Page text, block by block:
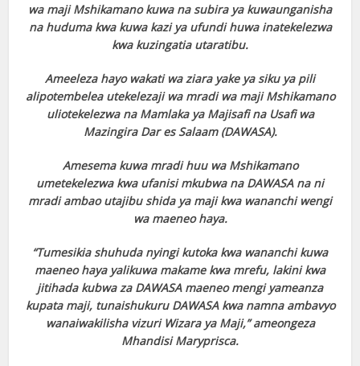
wa maji Mshikamano kuwa na subira ya kuwaunganisha
na huduma kwa kuwa kazi ya ufundi huwa inatekelezwa
kwa kuzingatia utaratibu.
Ameeleza hayo wakati wa ziara yake ya siku ya pili
alipotembelea utekelezaji wa mradi wa maji Mshikamano
uliotekelezwa na Mamlaka ya Majisafi na Usafi wa
Mazingira Dar es Salaam (DAWASA).
Amesema kuwa mradi huu wa Mshikamano
umetekelezwa kwa ufanisi mkubwa na DAWASA na ni
mradi ambao utajibu shida ya maji kwa wananchi wengi
wa maeneo haya.
“Tumesikia shuhuda nyingi kutoka kwa wananchi kuwa
maeneo haya yalikuwa makame kwa mrefu, lakini kwa
jitihada kubwa za DAWASA maeneo mengi yameanza
kupata maji, tunaishukuru DAWASA kwa namna ambavyo
wanaiwakilisha vizuri Wizara ya Maji,” ameongeza
Mhandisi Maryprisca.